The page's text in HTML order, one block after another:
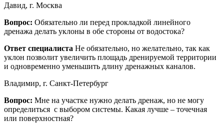
Давид, г. Москва
Вопрос: Обязательно ли перед прокладкой линейного
дренажа делать уклоны в обе стороны от водостока?
Ответ специалиста Не обязательно, но желательно, так как
уклон позволит увеличить площадь дренируемой территории
и одновременно уменьшить длину дренажных каналов.
Владимир, г. Санкт-Петербург
Вопрос: Мне на участке нужно делать дренаж, но не могу
определиться с выбором системы. Какая лучше – точечная
или поверхностная?